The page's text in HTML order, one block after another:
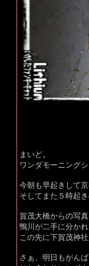
まいど。
ワンダモーニング
今朝も早起きして
そしてまた５時起
賀茂大橋からの写
鴨川が二手に分か
この先に下賀茂神
さぁ、明日もがん